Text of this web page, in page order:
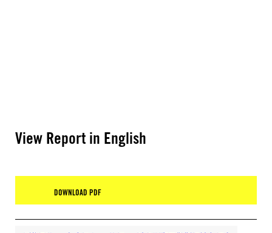
View Report in English
DOWNLOAD PDF